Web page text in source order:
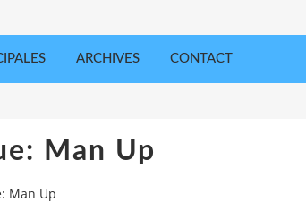
ARCHIVES CONTACT
Man Up
Man Up